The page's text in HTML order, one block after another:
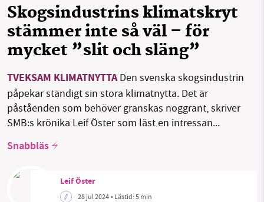
OM OSS
Sök Sparade inlägg Tipsa oss
Facebook Instagram BlueSky
Skogsindustrins klimatskryt
stämmer inte så väl – för
mycket ”slit och släng”
TVEKSAM KLIMATNYTTADen svenska skogsindustrin
påpekar ständigt sin stora klimatnytta. Det är
påståenden som behöver granskas noggrant, skriver
SMB:s krönika Leif Öster som läst en intressan...
Snabbläs
Leif Öster
28 jul 2024• Lästid:5 min